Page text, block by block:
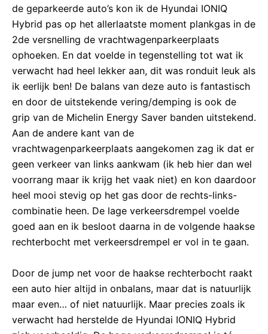
de geparkeerde auto’s kon ik de Hyundai IONIQ
Hybrid pas op het allerlaatste moment plankgas in de
2de versnelling de vrachtwagenparkeerplaats
ophoeken. En dat voelde in tegenstelling tot wat ik
verwacht had heel lekker aan, dit was ronduit leuk als
ik eerlijk ben! De balans van deze auto is fantastisch
en door de uitstekende vering/demping is ook de
grip van de Michelin Energy Saver banden uitstekend.
Aan de andere kant van de
vrachtwagenparkeerplaats aangekomen zag ik dat er
geen verkeer van links aankwam (ik heb hier dan wel
voorrang maar ik krijg het vaak niet) en kon daardoor
heel mooi stevig op het gas door de rechts-links-
combinatie heen. De lage verkeersdrempel voelde
goed aan en ik besloot daarna in de volgende haakse
rechterbocht met verkeersdrempel er vol in te gaan.
Door de jump net voor de haakse rechterbocht raakt
een auto hier altijd in onbalans, maar dat is natuurlijk
maar even… of niet natuurlijk. Maar precies zoals ik
verwacht had herstelde de Hyundai IONIQ Hybrid